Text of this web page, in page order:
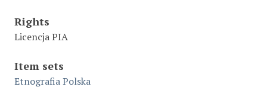
Rights
Licencja PIA
Item sets
Etnografia Polska